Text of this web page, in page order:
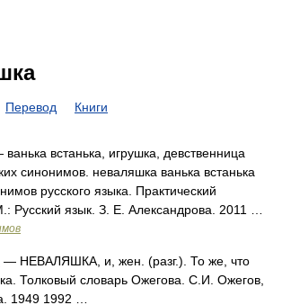
Перевод Книги
встанька, игрушка, девственница
синонимов. неваляшка ванька встанька
русского языка. Практический
Русский язык. З. Е. Александрова. 2011 …
— НЕВАЛЯШКА, и, жен. (разг.). То же, что
Толковый словарь Ожегова. С.И. Ожегов,
1949 1992 …